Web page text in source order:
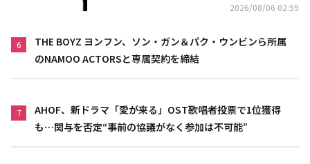
2026/08/06 02:59
6
THE BOYZ ヨンフン、ソン・ガン＆パク・ウンビンら所属
のNAMOO ACTORSと専属契約を締結
7
AHOF、新ドラマ「愛が来る」OST歌唱者投票で1位獲得
も…関与を否定“事前の協議がなく参加は不可能”